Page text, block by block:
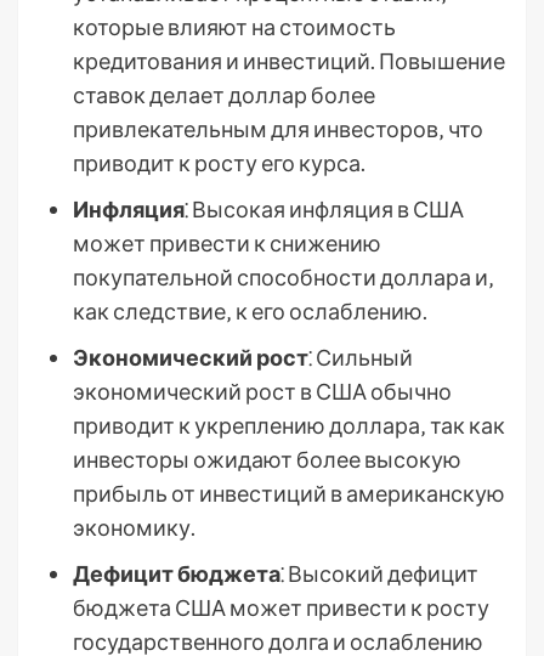
которые влияют на стоимость
кредитования и инвестиций. Повышение
ставок делает доллар более
привлекательным для инвесторов‚ что
приводит к росту его курса.
Инфляция⁚ Высокая инфляция в США
может привести к снижению
покупательной способности доллара и‚
как следствие‚ к его ослаблению.
Экономический рост⁚ Сильный
экономический рост в США обычно
приводит к укреплению доллара‚ так как
инвесторы ожидают более высокую
прибыль от инвестиций в американскую
экономику.
Дефицит бюджета⁚ Высокий дефицит
бюджета США может привести к росту
государственного долга и ослаблению